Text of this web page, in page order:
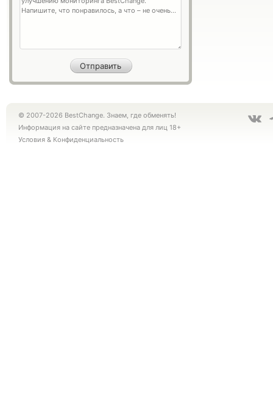
© 2007-2026 BestChange. Знаем, где обменять!
Информация на сайте предназначена для лиц 18+
Условия & Конфиденциальность